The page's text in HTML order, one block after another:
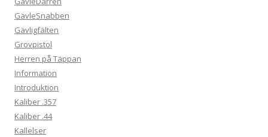
GävleSnabben
Gävligfälten
Grovpistol
Herren på Täppan
Information
Introduktion
Kaliber .357
Kaliber .44
Kallelser